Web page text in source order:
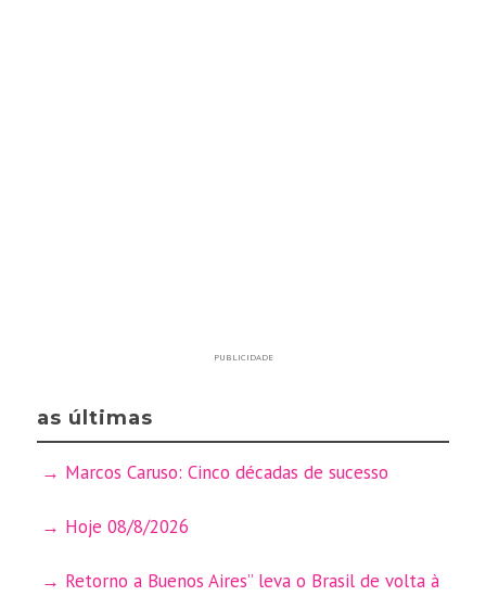
PUBLICIDADE
as últimas
Marcos Caruso: Cinco décadas de sucesso
Hoje 08/8/2026
Retorno a Buenos Aires” leva o Brasil de volta à